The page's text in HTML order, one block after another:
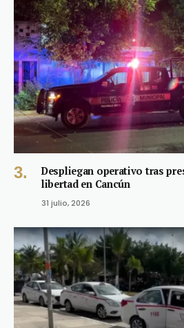
Despliegan operativo tras
libertad en Cancún
31 julio, 2026